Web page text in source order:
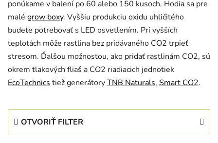
ponúkame v balení po 60 alebo 150 kusoch. Hodia sa pre
malé grow boxy. Vyššiu produkciu oxidu uhličitého
budete potrebovať s LED osvetlením. Pri vyšších
teplotách môže rastlina bez pridávaného CO2 trpieť
stresom. Ďalšou možnosťou, ako pridať rastlinám CO2, sú
okrem tlakových fliaš a CO2 riadiacich jednotiek
EcoTechnics tiež generátoryTNB Naturals, Smart CO2.
OTVORIŤ FILTER